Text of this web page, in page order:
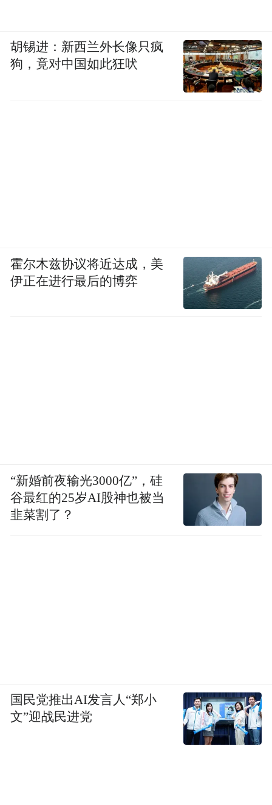
胡锡进：新西兰外长像只疯
狗，竟对中国如此狂吠
霍尔木兹协议将近达成，美
伊正在进行最后的博弈
“新婚前夜输光3000亿”，硅
谷最红的25岁AI股神也被当
韭菜割了？
国民党推出AI发言人“郑小
文”迎战民进党